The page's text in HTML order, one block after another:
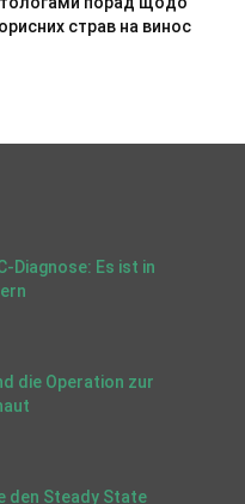
страв на винос
Diagnose: Es ist in
die Operation zur
den Steady State